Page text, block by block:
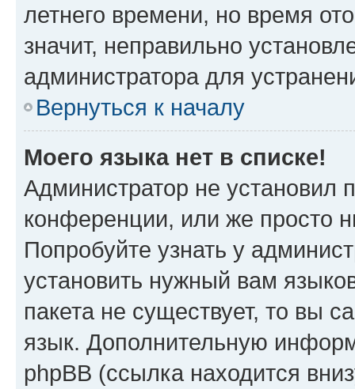
летнего времени, но время
значит, неправильно
администратора для
Вернуться к началу
Моего языка нет в списке!
Администратор не установил
конференции, или же просто
Попробуйте узнать у
установить нужный вам
пакета не существует, то вы
язык. Дополнительную
phpBB (ссылка находится